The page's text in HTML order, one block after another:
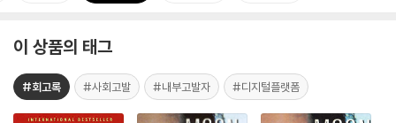
이 상품의 태그
#회고록 #사회고발 #내부고발자 #디지털플랫폼